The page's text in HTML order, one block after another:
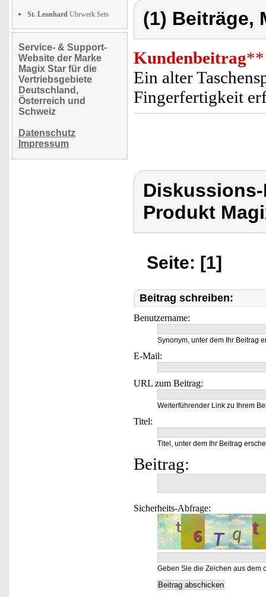
St. Leonhard Uhrwerk Sets
Service- & Support-
Website der Marke
Magix Star für die
Vertriebsgebiete
Deutschland,
Österreich und
Schweiz
Datenschutz
Impressum
(1) Beiträge,
Kundenbeitrag**
Ein alter
Fingerfertigkeit
Produkt
Seite: [1]
Beitrag schreiben:
Benutzername:
Synonym, unter dem Ihr Beitrag
E-Mail:
URL zum Beitrag:
Weiterführender Link zu Ihrem
Titel:
Titel, unter dem Ihr Beitrag
Beitrag:
Sicherheits-Abfrage:
Geben Sie die Zeichen aus dem